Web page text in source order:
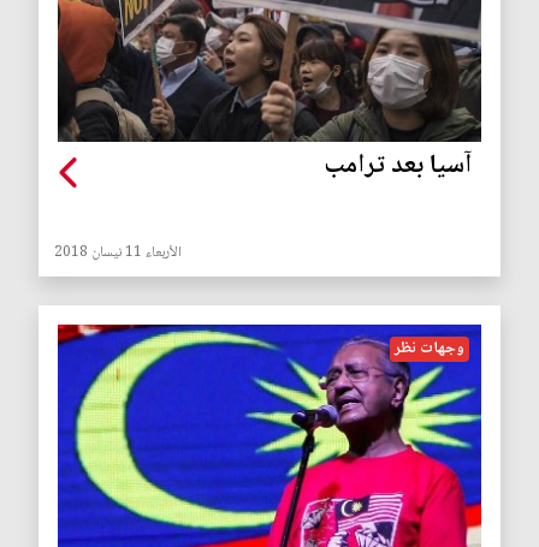
آسيا بعد ترامب
الأربعاء 11 نيسان 2018
وجهات نظر